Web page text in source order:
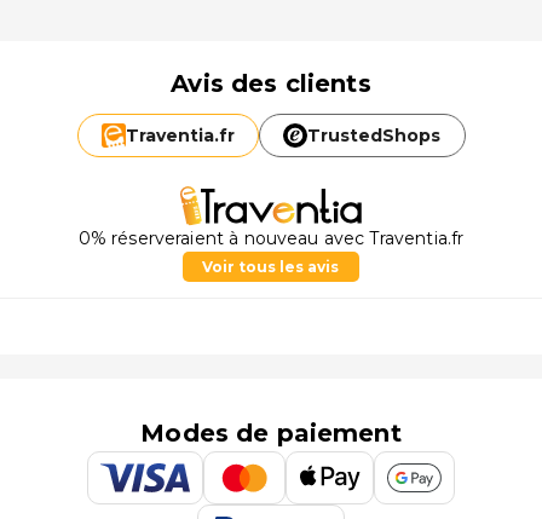
Avis des clients
Traventia.fr TrustedShops
0% réserveraient à nouveau avec Traventia.fr
Voir tous les avis
Modes de paiement